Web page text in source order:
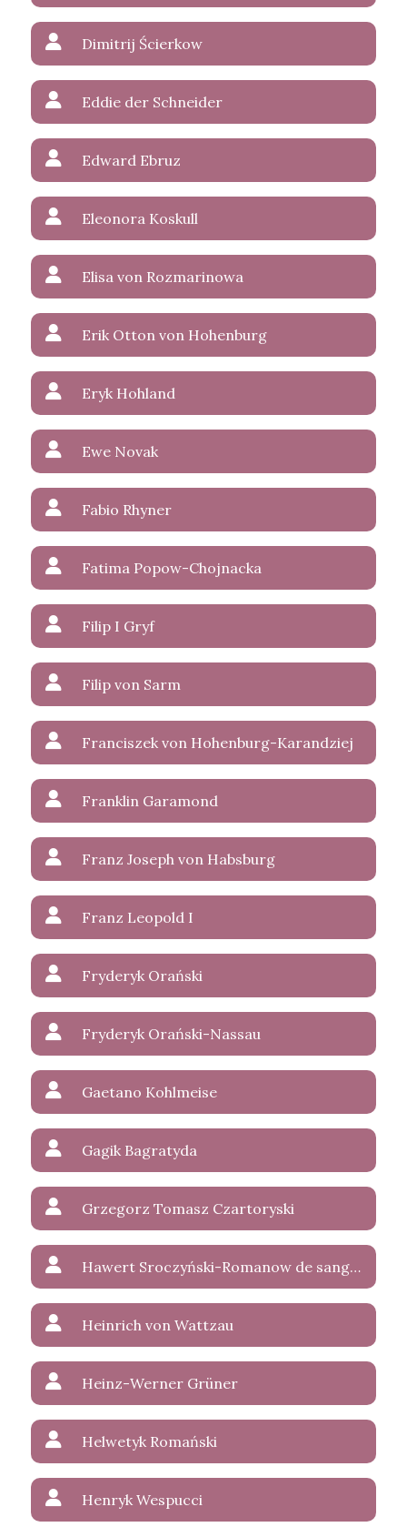
Dimitrij Ścierkow
Eddie der Schneider
Edward Ebruz
Eleonora Koskull
Elisa von Rozmarinowa
Erik Otton von Hohenburg
Eryk Hohland
Ewe Novak
Fabio Rhyner
Fatima Popow-Chojnacka
Filip I Gryf
Filip von Sarm
Franciszek von Hohenburg-Karandziej
Franklin Garamond
Franz Joseph von Habsburg
Franz Leopold I
Fryderyk Orański
Fryderyk Orański-Nassau
Gaetano Kohlmeise
Gagik Bagratyda
Grzegorz Tomasz Czartoryski
Hawert Sroczyński-Romanow de sanguinis Wettin-Weerland
Heinrich von Wattzau
Heinz-Werner Grüner
Helwetyk Romański
Henryk Wespucci